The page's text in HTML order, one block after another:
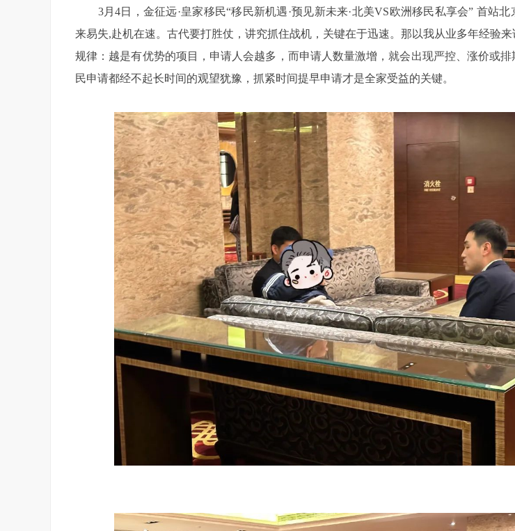
3月4日，金征远·皇家移民“移民新机遇·预见新未来·北美VS欧洲移民私享会” 首站北
来易失,赴机在速。古代要打胜仗，讲究抓住战机，关键在于迅速。那以我从业多年经验
规律：越是有优势的项目，申请人会越多，而申请人数量激增，就会出现严控、涨价或
民申请都经不起长时间的观望犹豫，抓紧时间提早申请才是全家受益的关键。